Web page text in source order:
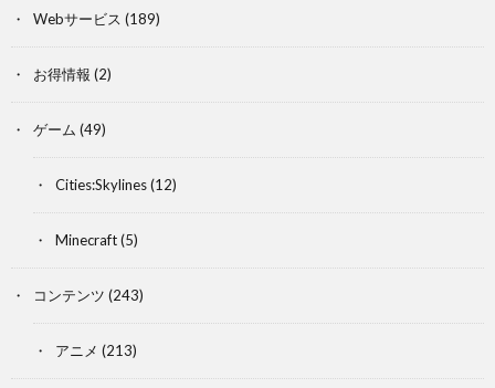
Webサービス (189)
お得情報 (2)
ゲーム (49)
Cities:Skylines(12)
Minecraft(5)
コンテンツ (243)
アニメ (213)